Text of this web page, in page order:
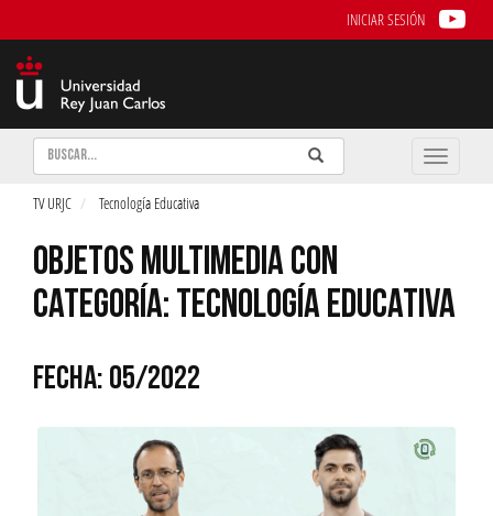
INICIAR SESIÓN
Buscar Enviar
Buscar
Toggle
TV URJC Tecnología Educativa
OBJETOS MULTIMEDIA CON
CATEGORÍA: TECNOLOGÍA EDUCATIVA
FECHA: 05/2022